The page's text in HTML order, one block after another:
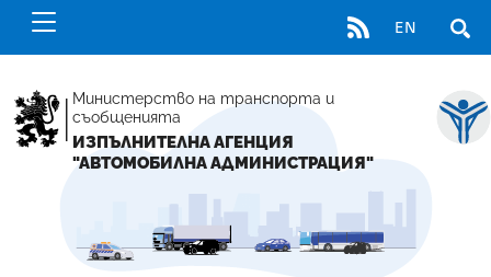
RSS EN
Министерство на транспорта и
съобщенията
ИЗПЪЛНИТЕЛНА АГЕНЦИЯ
"АВТОМОБИЛНА АДМИНИСТРАЦИЯ"